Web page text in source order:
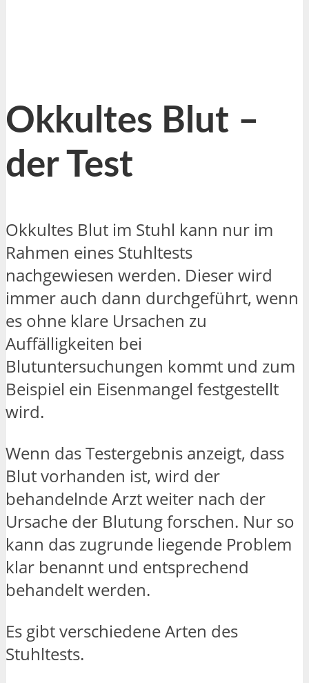
Okkultes Blut –
der Test
Okkultes Blut im Stuhl kann nur im
Rahmen eines Stuhltests
nachgewiesen werden. Dieser wird
immer auch dann durchgeführt, wenn
es ohne klare Ursachen zu
Auffälligkeiten bei
Blutuntersuchungen kommt und zum
Beispiel ein Eisenmangel festgestellt
wird.
Wenn das Testergebnis anzeigt, dass
Blut vorhanden ist, wird der
behandelnde Arzt weiter nach der
Ursache der Blutung forschen. Nur so
kann das zugrunde liegende Problem
klar benannt und entsprechend
behandelt werden.
Es gibt verschiedene Arten des
Stuhltests.